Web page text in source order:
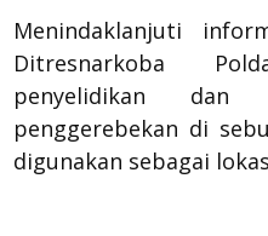
Menindaklanjuti
Ditresnarkoba
penyelidikan dan
penggerebekan di
digunakan sebagai